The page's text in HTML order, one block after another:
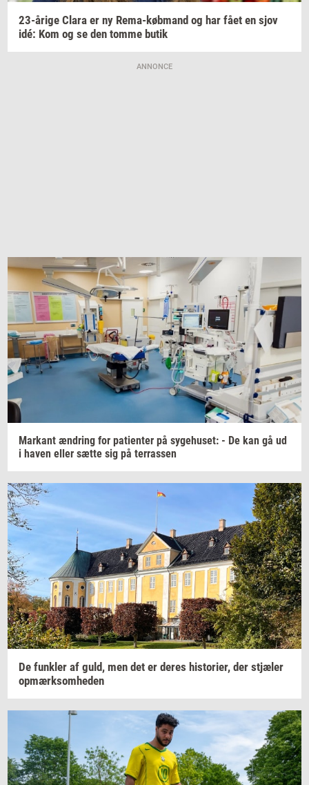
23-​årige Clara er ny Rema-​købmand og har fået en sjov
idé: Kom og se den tomme butik
ANNONCE
Mar­kant æn­dring for pa­tien­ter på sy­ge­hu­set: - De kan gå ud
i haven eller sætte sig på ter­ras­sen
De funk­ler af guld, men det er deres hi­sto­ri­er, der stjæ­ler
op­mærk­som­he­den